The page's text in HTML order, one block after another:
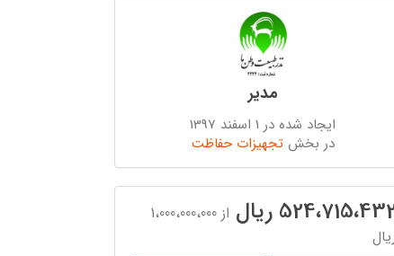
مدیر
ایجاد شده در 1 اسفند 1397
در بخشتجهیزات حفاظت
ریال
از 1،000،000،000